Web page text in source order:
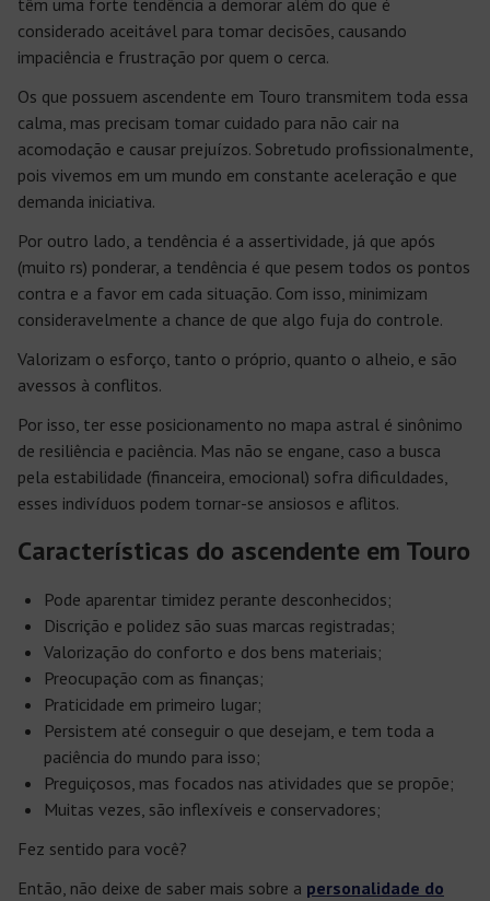
têm uma forte tendência a demorar além do que é
considerado aceitável para tomar decisões, causando
impaciência e frustração por quem o cerca.
Os que possuem ascendente em Touro transmitem toda essa
calma, mas precisam tomar cuidado para não cair na
acomodação e causar prejuízos. Sobretudo profissionalmente,
pois vivemos em um mundo em constante aceleração e que
demanda iniciativa.
Por outro lado, a tendência é a assertividade, já que após
(muito rs) ponderar, a tendência é que pesem todos os pontos
contra e a favor em cada situação. Com isso, minimizam
consideravelmente a chance de que algo fuja do controle.
Valorizam o esforço, tanto o próprio, quanto o alheio, e são
avessos à conflitos.
Por isso, ter esse posicionamento no mapa astral é sinônimo
de resiliência e paciência. Mas não se engane, caso a busca
pela estabilidade (financeira, emocional) sofra dificuldades,
esses indivíduos podem tornar-se ansiosos e aflitos.
Características do ascendente em Touro
Pode aparentar timidez perante desconhecidos;
Discrição e polidez são suas marcas registradas;
Valorização do conforto e dos bens materiais;
Preocupação com as finanças;
Praticidade em primeiro lugar;
Persistem até conseguir o que desejam, e tem toda a
paciência do mundo para isso;
Preguiçosos, mas focados nas atividades que se propõe;
Muitas vezes, são inflexíveis e conservadores;
Fez sentido para você?
Então, não deixe de saber mais sobre a personalidade do